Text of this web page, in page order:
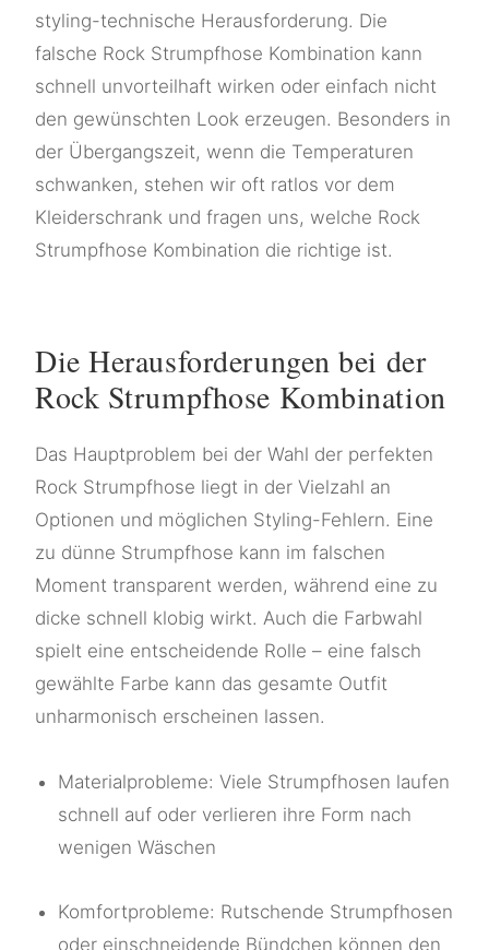
styling-technische Herausforderung. Die
falsche Rock Strumpfhose Kombination kann
schnell unvorteilhaft wirken oder einfach nicht
den gewünschten Look erzeugen. Besonders in
der Übergangszeit, wenn die Temperaturen
schwanken, stehen wir oft ratlos vor dem
Kleiderschrank und fragen uns, welche Rock
Strumpfhose Kombination die richtige ist.
Die Herausforderungen bei der
Rock Strumpfhose Kombination
Das Hauptproblem bei der Wahl der perfekten
Rock Strumpfhose liegt in der Vielzahl an
Optionen und möglichen Styling-Fehlern. Eine
zu dünne Strumpfhose kann im falschen
Moment transparent werden, während eine zu
dicke schnell klobig wirkt. Auch die Farbwahl
spielt eine entscheidende Rolle – eine falsch
gewählte Farbe kann das gesamte Outfit
unharmonisch erscheinen lassen.
Materialprobleme: Viele Strumpfhosen laufen
schnell auf oder verlieren ihre Form nach
wenigen Wäschen
Komfortprobleme: Rutschende Strumpfhosen
oder einschneidende Bündchen können den